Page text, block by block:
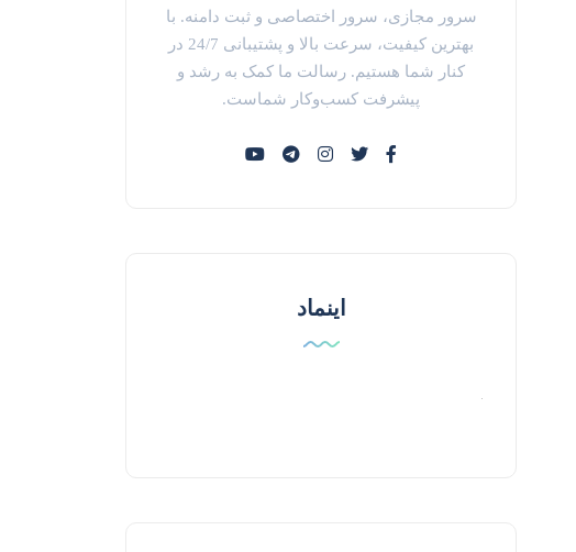
سرور مجازی، سرور اختصاصی و ثبت دامنه. با
بهترین کیفیت، سرعت بالا و پشتیبانی 24/7 در
کنار شما هستیم. رسالت ما کمک به رشد و
پیشرفت کسب‌وکار شماست.
اینماد